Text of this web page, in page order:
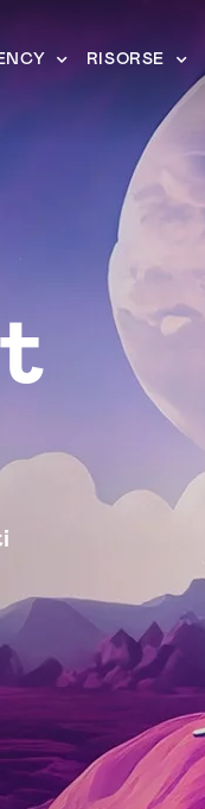
RISORSE